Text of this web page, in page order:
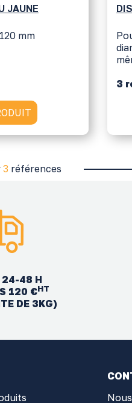
JAUNE
mm
3
3 références
24-48 H
120 €HT
DE 3KG)